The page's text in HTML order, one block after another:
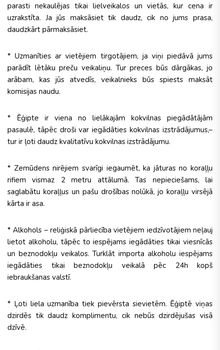
parasti nekaulējas tikai lielveikalos un vietās, kur cena ir
uzrakstīta. Ja jūs maksāsiet tik daudz, cik no jums prasa,
daudzkārt pārmaksāsiet.
* Uzmanīties ar vietējiem tirgotājiem, ja viņi piedāvā jums
parādīt lētāku preču veikaliņu. Tur preces būs dārgākas, jo
arābam, kas jūs atvedīs, veikalnieks būs spiests maksāt
komisijas naudu.
* Ēģipte ir viena no lielākajām kokvilnas piegādātājām
pasaulē, tāpēc droši var iegādāties kokvilnas izstrādājumus,–
tur ir ļoti daudz kvalitatīvu kokvilnas izstrādājumu.
* Zemūdens nirējiem svarīgi iegaumēt, ka jāturas no koraļļu
rifiem vismaz 2 metru attālumā. Tas nepieciešams, lai
saglabātu koraļļus un pašu drošības nolūkā, jo koraļļu virsējā
kārta ir asa.
* Alkohols – reliģiskā pārliecība vietējiem iedzīvotājiem neļauj
lietot alkoholu, tāpēc to iespējams iegādāties tikai viesnīcās
un beznodokļu veikalos. Turklāt importa alkoholu iespējams
iegādāties tikai beznodokļu veikalā pēc 24h kopš
iebraukšanas valstī.
* Ļoti liela uzmanība tiek pievērsta sievietēm. Ēģiptē viņas
dzirdēs tik daudz komplimentu, cik nebūs dzirdējušas visā
dzīvē.